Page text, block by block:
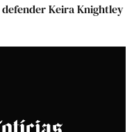
Keira Knightley